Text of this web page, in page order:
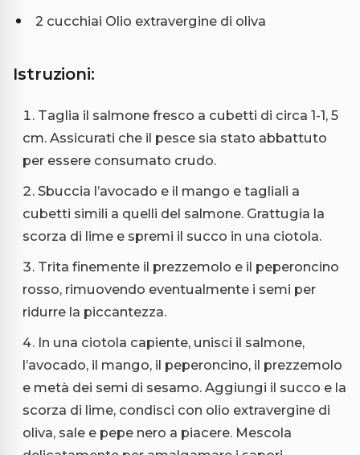
2 cucchiai Olio extravergine di oliva
Istruzioni:
Taglia il salmone fresco a cubetti di circa 1-1, 5
cm. Assicurati che il pesce sia stato abbattuto
per essere consumato crudo.
Sbuccia l’avocado e il mango e tagliali a
cubetti simili a quelli del salmone. Grattugia la
scorza di lime e spremi il succo in una ciotola.
Trita finemente il prezzemolo e il peperoncino
rosso, rimuovendo eventualmente i semi per
ridurre la piccantezza.
In una ciotola capiente, unisci il salmone,
l’avocado, il mango, il peperoncino, il prezzemolo
e metà dei semi di sesamo. Aggiungi il succo e la
scorza di lime, condisci con olio extravergine di
oliva, sale e pepe nero a piacere. Mescola